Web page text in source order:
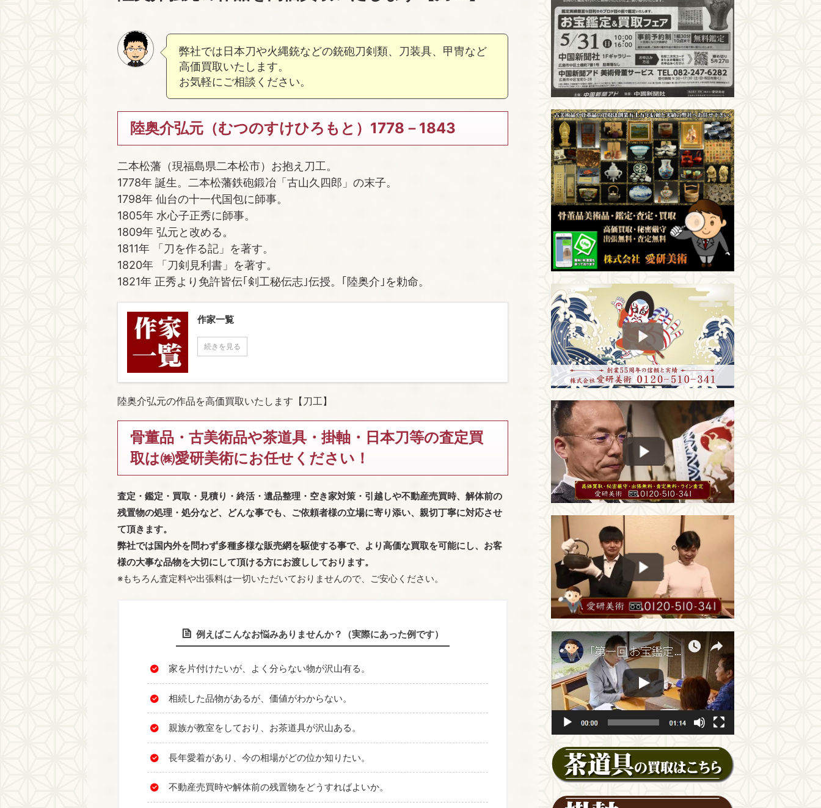
弊社では日本刀や火縄銃などの銃砲刀剣類、刀装具、甲冑など
高価買取いたします。
お気軽にご相談ください。
陸奥介弘元（むつのすけひろもと）1778－1843
二本松藩（現福島県二本松市）お抱え刀工。
1778年 誕生。二本松藩鉄砲鍛冶「古山久四郎」の末子。
1798年 仙台の十一代国包に師事。
1805年 水心子正秀に師事。
1809年 弘元と改める。
1811年 「刀を作る記」を著す。
1820年 「刀剣見利書」を著す。
1821年 正秀より免許皆伝｢剣工秘伝志｣伝授。｢陸奥介｣を勅命。
作家一覧
続きを見る
陸奥介弘元の作品を高価買取いたします【刀工】
骨董品・古美術品や茶道具・掛軸・日本刀等の査定買
取は㈱愛研美術にお任せください！
査定・鑑定・買取・見積り・終活・遺品整理・空き家対策・引越しや不動産売買時、解体前の
残置物の処理・処分など、どんな事でも、 ご依頼者様の立場に寄り添い、親切丁寧に対応させ
て頂きます。
弊社では国内外を問わず多種多様な販売網を駆使する事で、より高価な買取を可能にし、お客
様の大事な品物を大切にして頂ける方にお渡ししております。
※もちろん査定料や出張料は一切いただいておりませんので、ご安心ください。
例えばこんなお悩みありませんか？（実際にあった例です）
家を片付けたいが、よく分らない物が沢山有る。
相続した品物があるが、価値がわからない。
親族が教室をしており、お茶道具が沢山ある。
長年愛着があり、今の相場がどの位か知りたい。
不動産売買時や解体前の残置物をどうすればよいか。